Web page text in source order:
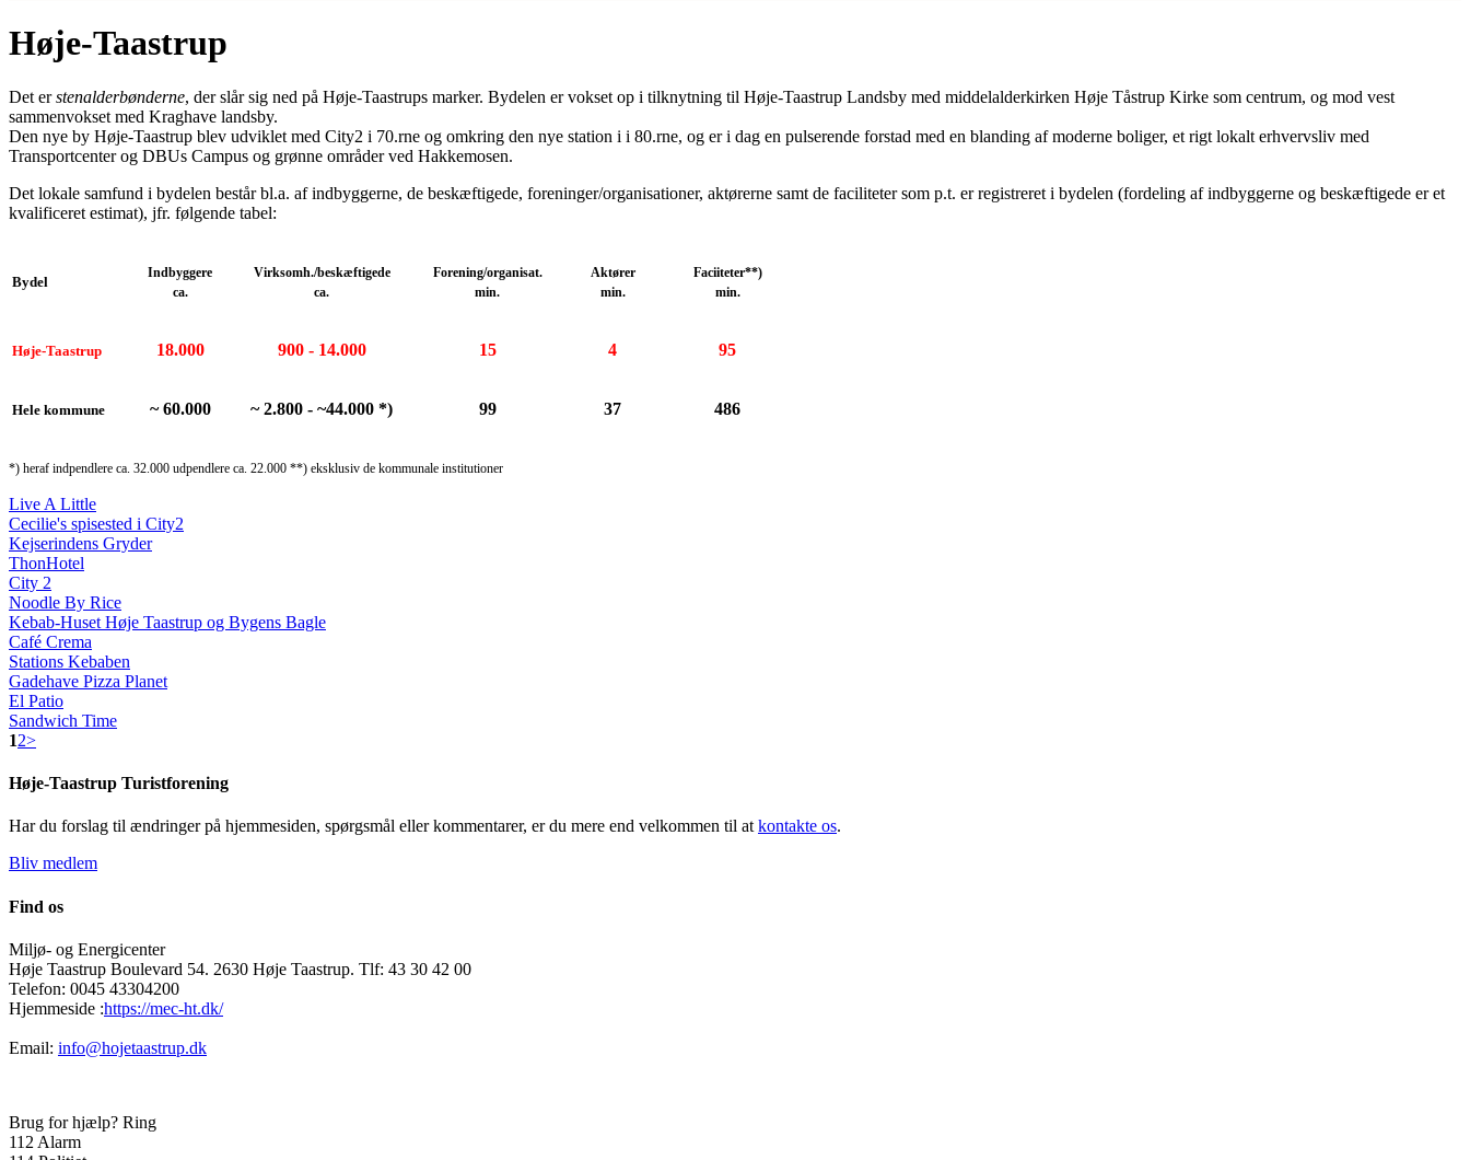
Høje-Taastrup
Det erstenalderbønderne, der slår sig ned på Høje-Taastrups marker. Bydelen er vokset op i tilknytning til Høje-Taastrup Landsby med middelalderkirken Høje Tåstrup Kirke som centrum, og mod vest
sammenvokset med Kraghave landsby.
Den nye by Høje-Taastrup blev udviklet med City2 i 70.rne og omkring den nye station i i 80.rne, og er i dag en pulserende forstad med en blanding af moderne boliger, et rigt lokalt erhvervsliv med
Transportcenter og DBUs Campus og grønne områder ved Hakkemosen.
Det lokale samfund i bydelen består bl.a. af indbyggerne, de beskæftigede, foreninger/organisationer, aktørerne samt de faciliteter som p.t. er registreret i bydelen (fordeling af indbyggerne og beskæftigede er et
kvalificeret estimat), jfr. følgende tabel:
Bydel
Indbyggere
ca.
Virksomh./beskæftigede
ca.
Forening/organisat.
min.
Aktører
min.
Faciiteter**)
min.
Høje-Taastrup 18.000 900 - 14.000 15 4 95
Hele kommune ~ 60.000 ~ 2.800 - ~44.000 *) 99 37 486
*) heraf indpendlere ca. 32.000 udpendlere ca. 22.000 **) eksklusiv de kommunale institutioner
Live A Little
Cecilie's spisested i City2
Kejserindens Gryder
ThonHotel
City 2
Noodle By Rice
Kebab-Huset Høje Taastrup og Bygens Bagle
Café Crema
Stations Kebaben
Gadehave Pizza Planet
El Patio
Sandwich Time
12>
Høje-Taastrup Turistforening
Har du forslag til ændringer på hjemmesiden, spørgsmål eller kommentarer, er du mere end velkommen til atkontakte os.
Bliv medlem
Find os
Miljø- og Energicenter
Høje Taastrup Boulevard 54. 2630 Høje Taastrup. Tlf: 43 30 42 00
Telefon: 0045 43304200
Hjemmeside :https://mec-ht.dk/
Email: info@hojetaastrup.dk
Brug for hjælp? Ring
112 Alarm